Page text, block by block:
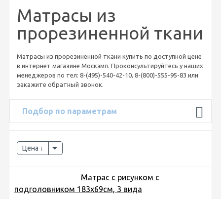
Матрасы из
прорезиненной ткани
Матрасы из прорезиненной ткани купить по доступной цене
в интернет магазине Москэмп. Проконсультируйтесь у наших
менеджеров по тел: 8-(495)-540-42-10, 8-(800)-555-95-83 или
закажите обратный звонок.
Подбор по параметрам
Цена
Матрас с рисунком с
подголовником 183х69см, 3 вида